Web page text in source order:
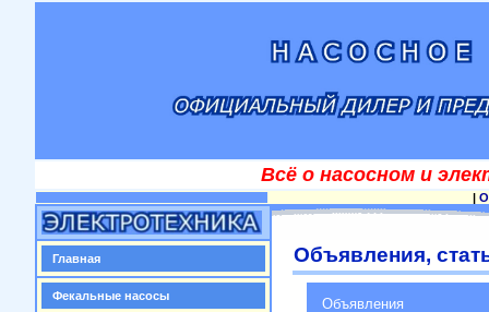
Всё о насосном и
|
Главная
Фекальные насосы
Объявления,
Объявления